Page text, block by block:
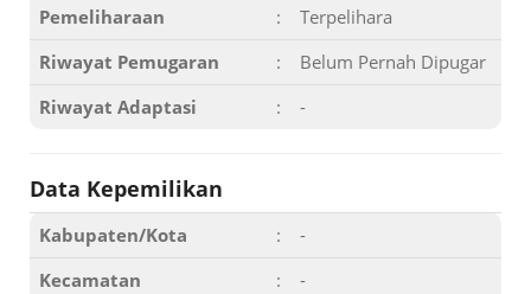
Pemeliharaan
:
Terpelihara
Riwayat Pemugaran
:
Belum Pernah Dipugar
Riwayat Adaptasi
: -
Data Kepemilikan
Kabupaten/Kota :
-
Kecamatan
:
-